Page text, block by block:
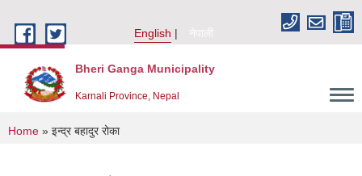
English
नेपाली
Bheri Ganga Municipality
Karnali Province, Nepal
You are here
Home » इन्द्र बहादुर रोका